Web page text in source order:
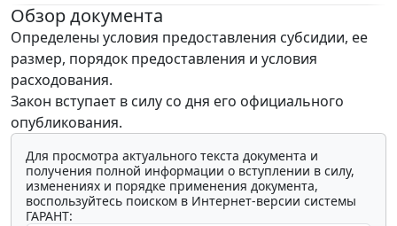
Обзор документа
Определены условия предоставления субсидии, ее
размер, порядок предоставления и условия
расходования.
Закон вступает в силу со дня его официального
опубликования.
Для просмотра актуального текста документа и
получения полной информации о вступлении в силу,
изменениях и порядке применения документа,
воспользуйтесь поиском в Интернет-версии системы
ГАРАНТ: